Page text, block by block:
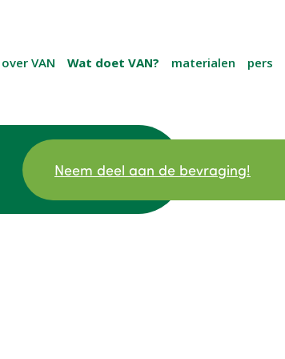
over VAN Wat doet VAN? materialen pers
Neem deel aan de bevraging!